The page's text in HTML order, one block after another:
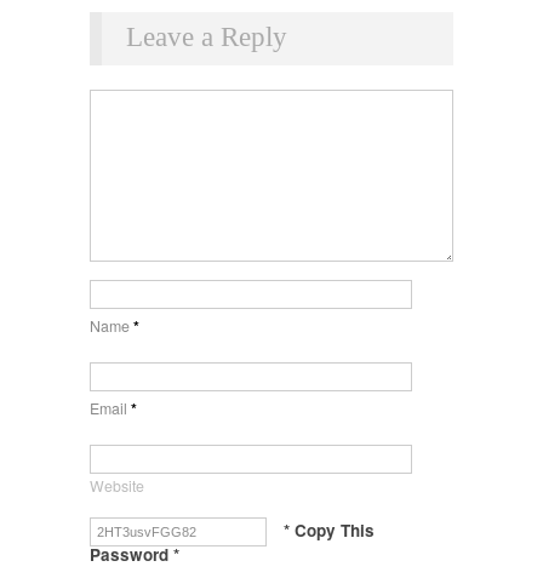
Leave a Reply
Name*
Email *
Website
* Copy This
Password *